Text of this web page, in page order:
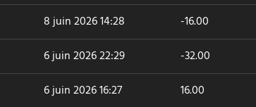
8 juin 2026 14:28 -16.00
6 juin 2026 22:29 -32.00
6 juin 2026 16:27 16.00